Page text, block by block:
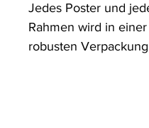
Jedes Poster und
Rahmen wird in einer
robusten Verpackung